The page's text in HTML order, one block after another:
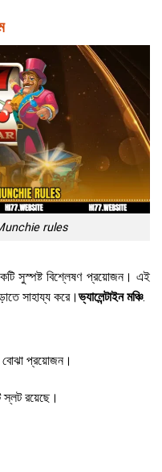
rules
সুস্পষ্ট বিশ্লেষণ প্রয়োজন। এই
সাহায্য করে।ভ্যালেন্টাইন মঞ্চি.
বোঝা প্রয়োজন।
স্লট রয়েছে।